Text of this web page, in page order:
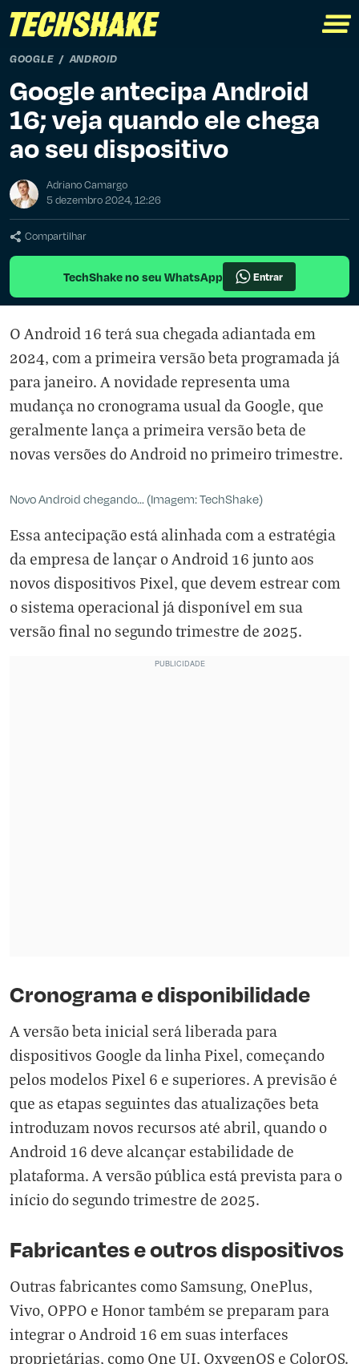
GOOGLE ANDROID
Google antecipa Android
16; veja quando ele chega
ao seu dispositivo
Adriano Camargo
5 dezembro 2024, 12:26
Compartilhar
TechShake no seu WhatsApp Entrar
O Android 16 terá sua chegada adiantada em
2024, com a primeira versão beta programada já
para janeiro. A novidade representa uma
mudança no cronograma usual da Google, que
geralmente lança a primeira versão beta de
novas versões do Android no primeiro trimestre.
Novo Android chegando... (Imagem: TechShake)
Essa antecipação está alinhada com a estratégia
da empresa de lançar o Android 16 junto aos
novos dispositivos Pixel, que devem estrear com
o sistema operacional já disponível em sua
versão final no segundo trimestre de 2025.
Cronograma e disponibilidade
A versão beta inicial será liberada para
dispositivos Google da linha Pixel, começando
pelos modelos Pixel 6 e superiores. A previsão é
que as etapas seguintes das atualizações beta
introduzam novos recursos até abril, quando o
Android 16 deve alcançar estabilidade de
plataforma. A versão pública está prevista para o
início do segundo trimestre de 2025.
Fabricantes e outros dispositivos
Outras fabricantes como Samsung, OnePlus,
Vivo, OPPO e Honor também se preparam para
integrar o Android 16 em suas interfaces
proprietárias, como One UI, OxygenOS e ColorOS.